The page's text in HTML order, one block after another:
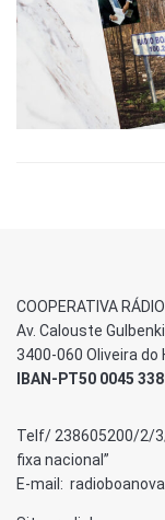
COOPERATIVA
Av. Calouste
3400-060 Oliveira do
IBAN-PT50 0045
Telf/ 238605200/2/
fixa nacional”
E-mail: